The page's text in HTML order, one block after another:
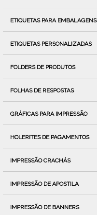
ETIQUETAS PARA EMBALAGENS
ETIQUETAS PERSONALIZADAS
FOLDERS DE PRODUTOS
FOLHAS DE RESPOSTAS
GRÁFICAS PARA IMPRESSÃO
HOLERITES DE PAGAMENTOS
IMPRESSÃO CRACHÁS
IMPRESSÃO DE APOSTILA
IMPRESSÃO DE BANNERS